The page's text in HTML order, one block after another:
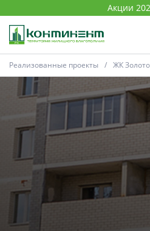
Акции
Проекты
Акции
Новости
Реализованные проекты ЖК